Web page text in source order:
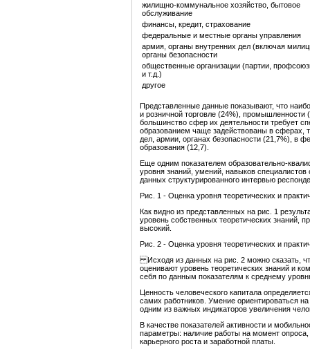
жилищно-коммунальное хозяйство, бытовое
обслуживание
финансы, кредит, страхование
федеральные и местные органы управления
армия, органы внутренних дел (включая
органы безопасности
общественные организации (партии,
и т.д.)
другое
Представленные данные показывают, что
и розничной торговле (24%),
большинство сфер их деятельности требует
образованием чаще задействованы в сферах,
дел, армии, органах безопасности (21,7%), в
образования (12,7).
Еще одним показателем образовательно-
уровня знаний, умений, навыков
данных структурированного интервью
Рис. 1 - Оценка уровня теоретических и
Как видно из представленных на рис. 1
уровень собственных теоретических знаний,
высокий.
Рис. 2 - Оценка уровня теоретических и
Исходя из данных на рис. 2 можно сказать,
оценивают уровень теоретических знаний и
себя по данным показателям к среднему
Ценность человеческого капитала
самих работников. Умение ориентироваться
одним из важных индикаторов увеличения
В качестве показателей активности и
параметры: наличие работы на момент
карьерного роста и заработной платы.